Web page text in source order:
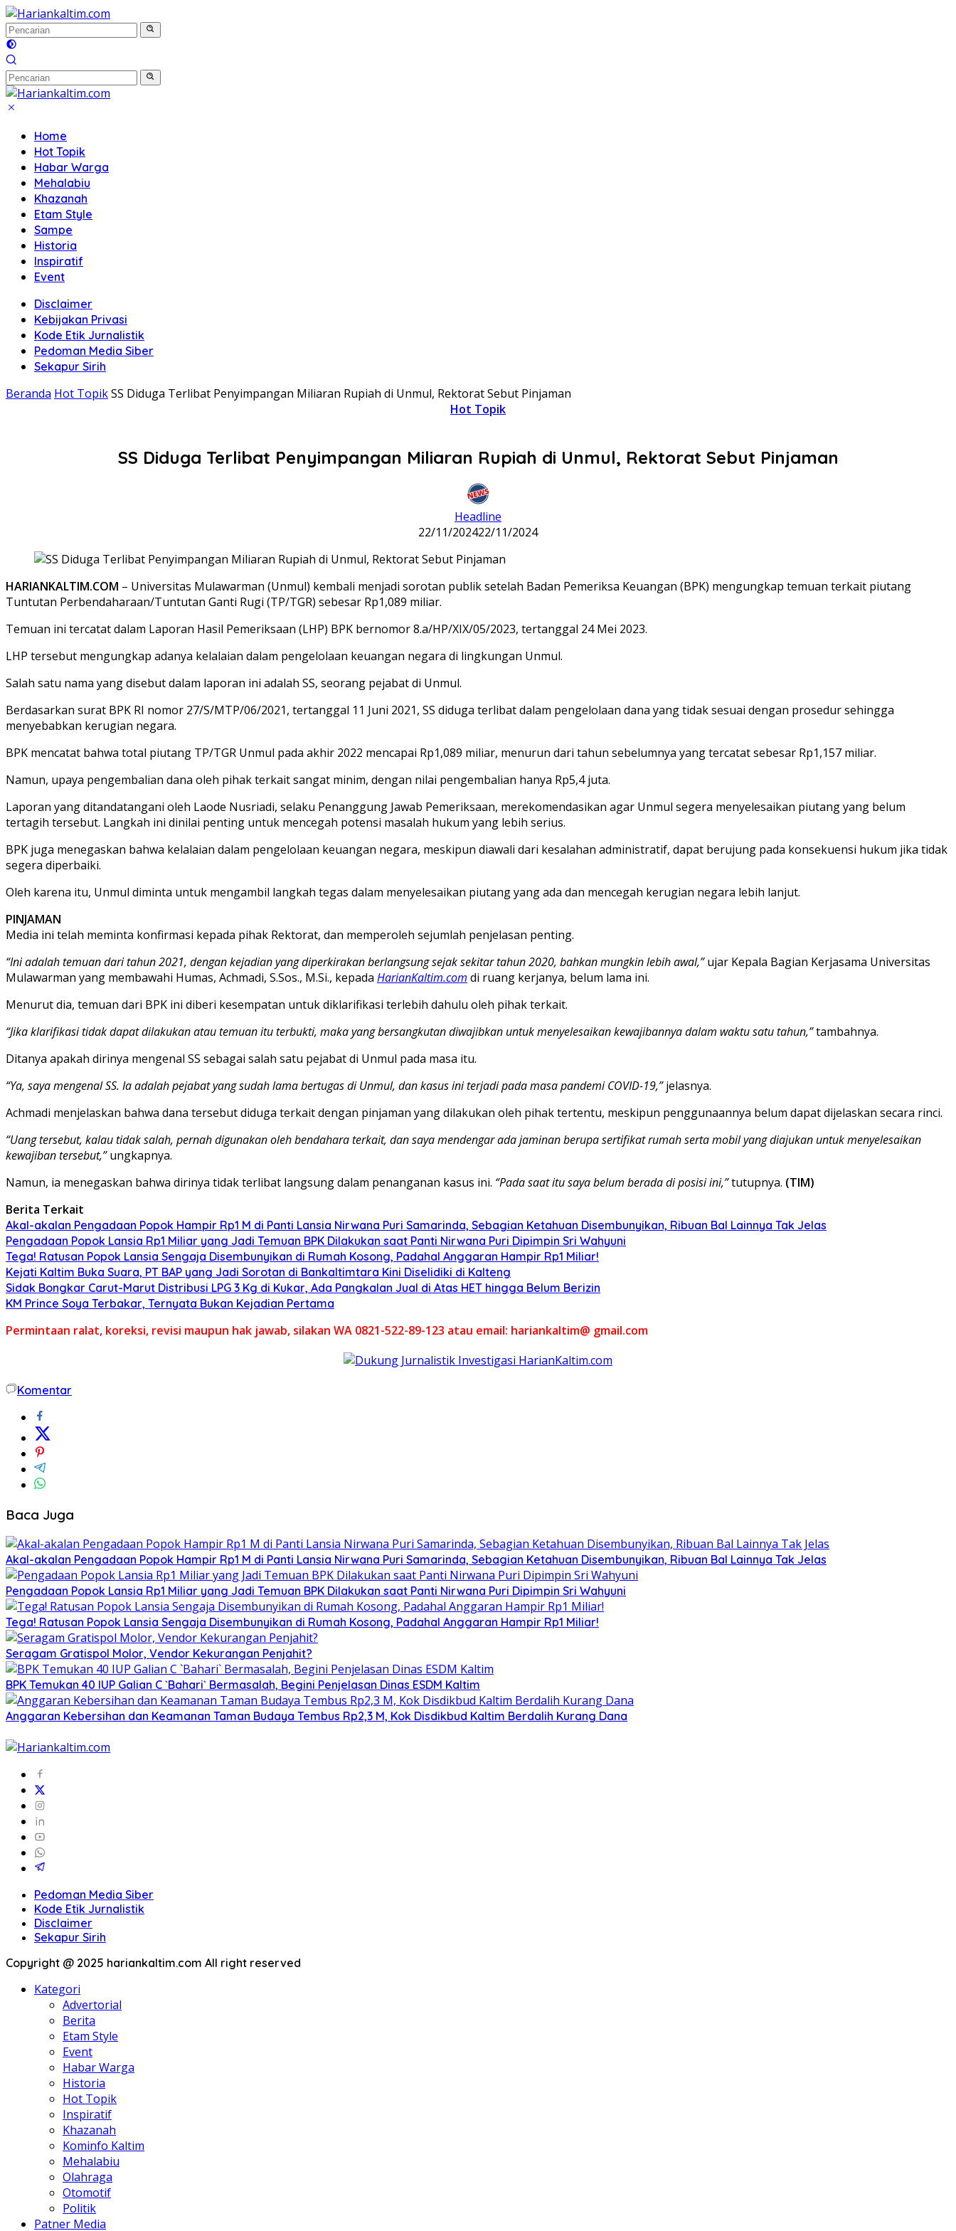
Langsung
ke
konten
Home
Hot Topik
Habar Warga
Mehalabiu
Khazanah
Etam Style
Sampe
Historia
Inspiratif
Event
Disclaimer
Kebijakan Privasi
Kode Etik Jurnalistik
Pedoman Media Siber
Sekapur Sirih
Beranda Hot TopikSS Diduga Terlibat Penyimpangan Miliaran Rupiah di Unmul, Rektorat Sebut Pinjaman
Hot Topik
SS Diduga Terlibat Penyimpangan Miliaran Rupiah di Unmul, Rektorat Sebut Pinjaman
Headline
22/11/202422/11/2024
HARIANKALTIM.COM – Universitas Mulawarman (Unmul) kembali menjadi sorotan publik setelah Badan Pemeriksa Keuangan (BPK) mengungkap temuan terkait piutang
Tuntutan Perbendaharaan/Tuntutan Ganti Rugi (TP/TGR) sebesar Rp1,089 miliar.
Temuan ini tercatat dalam Laporan Hasil Pemeriksaan (LHP) BPK bernomor 8.a/HP/XIX/05/2023, tertanggal 24 Mei 2023.
LHP tersebut mengungkap adanya kelalaian dalam pengelolaan keuangan negara di lingkungan Unmul.
Salah satu nama yang disebut dalam laporan ini adalah SS, seorang pejabat di Unmul.
Berdasarkan surat BPK RI nomor 27/S/MTP/06/2021, tertanggal 11 Juni 2021, SS diduga terlibat dalam pengelolaan dana yang tidak sesuai dengan prosedur sehingga
menyebabkan kerugian negara.
BPK mencatat bahwa total piutang TP/TGR Unmul pada akhir 2022 mencapai Rp1,089 miliar, menurun dari tahun sebelumnya yang tercatat sebesar Rp1,157 miliar.
Namun, upaya pengembalian dana oleh pihak terkait sangat minim, dengan nilai pengembalian hanya Rp5,4 juta.
Laporan yang ditandatangani oleh Laode Nusriadi, selaku Penanggung Jawab Pemeriksaan, merekomendasikan agar Unmul segera menyelesaikan piutang yang belum
tertagih tersebut. Langkah ini dinilai penting untuk mencegah potensi masalah hukum yang lebih serius.
BPK juga menegaskan bahwa kelalaian dalam pengelolaan keuangan negara, meskipun diawali dari kesalahan administratif, dapat berujung pada konsekuensi hukum jika tidak
segera diperbaiki.
Oleh karena itu, Unmul diminta untuk mengambil langkah tegas dalam menyelesaikan piutang yang ada dan mencegah kerugian negara lebih lanjut.
PINJAMAN
Media ini telah meminta konfirmasi kepada pihak Rektorat, dan memperoleh sejumlah penjelasan penting.
“Ini adalah temuan dari tahun 2021, dengan kejadian yang diperkirakan berlangsung sejak sekitar tahun 2020, bahkan mungkin lebih awal,”ujar Kepala Bagian Kerjasama Universitas
Mulawarman yang membawahi Humas, Achmadi, S.Sos., M.Si., kepada HarianKaltim.com di ruang kerjanya, belum lama ini.
Menurut dia, temuan dari BPK ini diberi kesempatan untuk diklarifikasi terlebih dahulu oleh pihak terkait.
“Jika klarifikasi tidak dapat dilakukan atau temuan itu terbukti, maka yang bersangkutan diwajibkan untuk menyelesaikan kewajibannya dalam waktu satu tahun,”tambahnya.
Ditanya apakah dirinya mengenal SS sebagai salah satu pejabat di Unmul pada masa itu.
“Ya, saya mengenal SS. Ia adalah pejabat yang sudah lama bertugas di Unmul, dan kasus ini terjadi pada masa pandemi COVID-19,”jelasnya.
Achmadi menjelaskan bahwa dana tersebut diduga terkait dengan pinjaman yang dilakukan oleh pihak tertentu, meskipun penggunaannya belum dapat dijelaskan secara rinci.
“Uang tersebut, kalau tidak salah, pernah digunakan oleh bendahara terkait, dan saya mendengar ada jaminan berupa sertifikat rumah serta mobil yang diajukan untuk menyelesaikan
kewajiban tersebut,”ungkapnya.
Namun, ia menegaskan bahwa dirinya tidak terlibat langsung dalam penanganan kasus ini. “Pada saat itu saya belum berada di posisi ini,”tutupnya. (TIM)
Berita Terkait
Akal-akalan Pengadaan Popok Hampir Rp1 M di Panti Lansia Nirwana Puri Samarinda, Sebagian Ketahuan Disembunyikan, Ribuan Bal Lainnya Tak Jelas
Pengadaan Popok Lansia Rp1 Miliar yang Jadi Temuan BPK Dilakukan saat Panti Nirwana Puri Dipimpin Sri Wahyuni
Tega! Ratusan Popok Lansia Sengaja Disembunyikan di Rumah Kosong, Padahal Anggaran Hampir Rp1 Miliar!
Kejati Kaltim Buka Suara, PT BAP yang Jadi Sorotan di Bankaltimtara Kini Diselidiki di Kalteng
Sidak Bongkar Carut-Marut Distribusi LPG 3 Kg di Kukar, Ada Pangkalan Jual di Atas HET hingga Belum Berizin
KM Prince Soya Terbakar, Ternyata Bukan Kejadian Pertama
Permintaan ralat, koreksi, revisi maupun hak jawab, silakan WA 0821-522-89-123 atau email: hariankaltim@ gmail.com
Komentar
Baca Juga
Akal-akalan Pengadaan Popok Hampir Rp1 M di Panti Lansia Nirwana Puri Samarinda, Sebagian Ketahuan Disembunyikan, Ribuan Bal Lainnya Tak Jelas
Pengadaan Popok Lansia Rp1 Miliar yang Jadi Temuan BPK Dilakukan saat Panti Nirwana Puri Dipimpin Sri Wahyuni
Tega! Ratusan Popok Lansia Sengaja Disembunyikan di Rumah Kosong, Padahal Anggaran Hampir Rp1 Miliar!
Seragam Gratispol Molor, Vendor Kekurangan Penjahit?
BPK Temukan 40 IUP Galian C `Bahari` Bermasalah, Begini Penjelasan Dinas ESDM Kaltim
Anggaran Kebersihan dan Keamanan Taman Budaya Tembus Rp2,3 M, Kok Disdikbud Kaltim Berdalih Kurang Dana
Pedoman Media Siber
Kode Etik Jurnalistik
Disclaimer
Sekapur Sirih
Copyright @ 2025 hariankaltim.com All right reserved
Kategori
Advertorial
Berita
Etam Style
Event
Habar Warga
Historia
Hot Topik
Inspiratif
Khazanah
Kominfo Kaltim
Mehalabiu
Olahraga
Otomotif
Politik
Patner Media